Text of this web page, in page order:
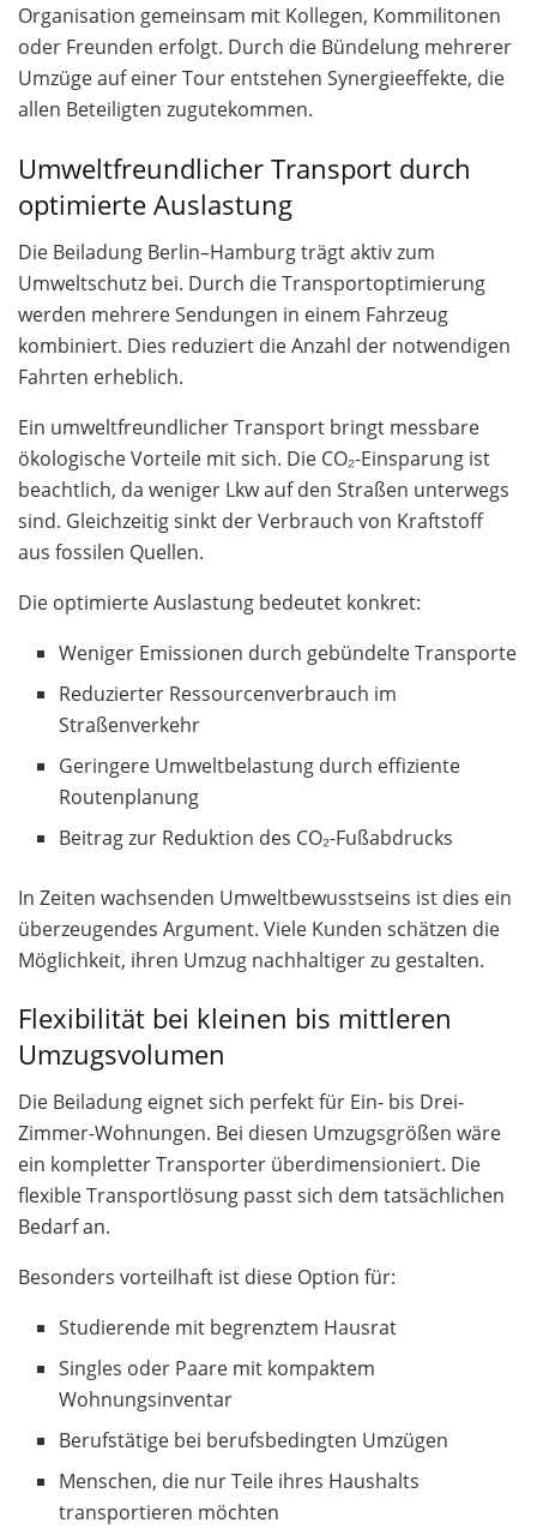
Organisation gemeinsam mit Kollegen, Kommilitonen
oder Freunden erfolgt. Durch die Bündelung mehrerer
Umzüge auf einer Tour entstehen Synergieeffekte, die
allen Beteiligten zugutekommen.
Umweltfreundlicher Transport durch
optimierte Auslastung
Die Beiladung Berlin–Hamburg trägt aktiv zum
Umweltschutz bei. Durch die Transportoptimierung
werden mehrere Sendungen in einem Fahrzeug
kombiniert. Dies reduziert die Anzahl der notwendigen
Fahrten erheblich.
Ein umweltfreundlicher Transport bringt messbare
ökologische Vorteile mit sich. Die CO₂-Einsparung ist
beachtlich, da weniger Lkw auf den Straßen unterwegs
sind. Gleichzeitig sinkt der Verbrauch von Kraftstoff
aus fossilen Quellen.
Die optimierte Auslastung bedeutet konkret:
Weniger Emissionen durch gebündelte Transporte
Reduzierter Ressourcenverbrauch im
Straßenverkehr
Geringere Umweltbelastung durch effiziente
Routenplanung
Beitrag zur Reduktion des CO₂-Fußabdrucks
In Zeiten wachsenden Umweltbewusstseins ist dies ein
überzeugendes Argument. Viele Kunden schätzen die
Möglichkeit, ihren Umzug nachhaltiger zu gestalten.
Flexibilität bei kleinen bis mittleren
Umzugsvolumen
Die Beiladung eignet sich perfekt für Ein- bis Drei-
Zimmer-Wohnungen. Bei diesen Umzugsgrößen wäre
ein kompletter Transporter überdimensioniert. Die
flexible Transportlösung passt sich dem tatsächlichen
Bedarf an.
Besonders vorteilhaft ist diese Option für:
Studierende mit begrenztem Hausrat
Singles oder Paare mit kompaktem
Wohnungsinventar
Berufstätige bei berufsbedingten Umzügen
Menschen, die nur Teile ihres Haushalts
transportieren möchten